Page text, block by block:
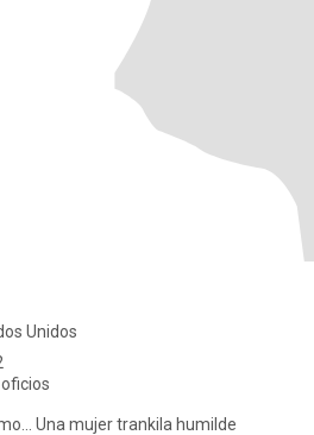
Unidos
Una mujer trankila humilde